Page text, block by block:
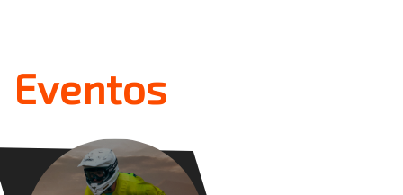
Eventos